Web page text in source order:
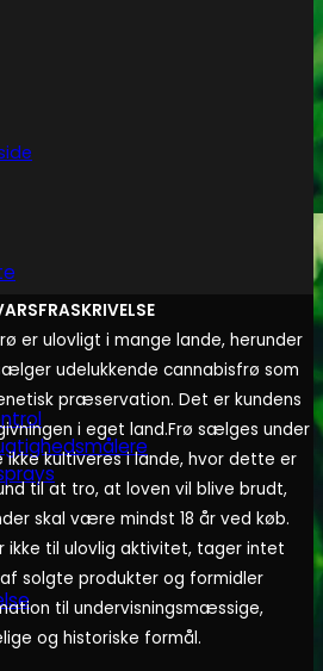
er ulovligt i mange lande, herunder
udelukkende cannabisfrø som
præservation. Det er kundens
i eget land.Frø sælges under
kultiveres i lande, hvor dette er
til at tro, at loven vil blive brudt,
skal være mindst 18 år ved køb.
ikke til ulovlig aktivitet, tager intet
solgte produkter og formidler
til undervisningsmæssige,
og historiske formål.